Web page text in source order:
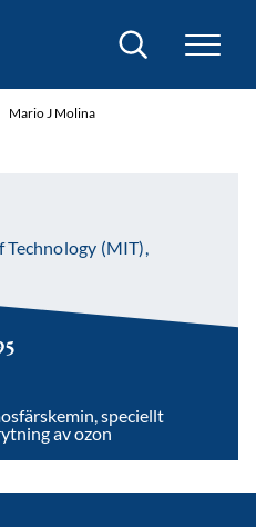
Sök
Mario J Molina
(MIT),
speciellt
av ozon